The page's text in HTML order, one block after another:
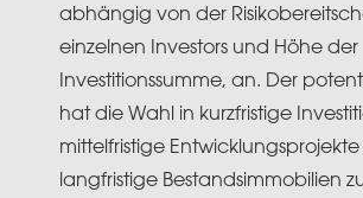
abhängig von der
einzelnen Investors und Höhe der
Investitionssumme, an. Der
hat die Wahl in kurzfristige
mittelfristige
langfristige Bestandsimmobilien